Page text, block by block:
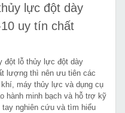
lực đột dày
uy tín chất
đột lỗ thủy lực đột dày
lượng thì nên ưu tiên các
máy thủy lực và dụng cụ
hành minh bạch và hỗ trợ kỹ
nghiên cứu và tìm hiểu